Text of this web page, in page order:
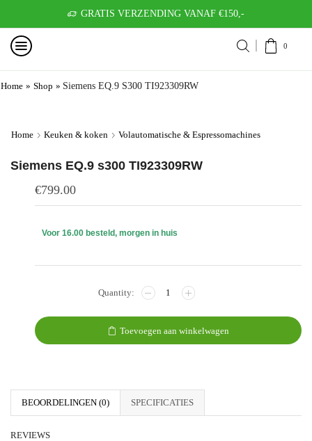
GRATIS VERZENDING VANAF €150,-
0
Home » Shop » Siemens EQ.9 S300 TI923309RW
Home Keuken & koken Volautomatische & Espressomachines
Siemens EQ.9 s300 TI923309RW
€799.00
Voor 16.00 besteld, morgen in huis
Toevoegen aan winkelwagen
BEOORDELINGEN (0) SPECIFICATIES
REVIEWS